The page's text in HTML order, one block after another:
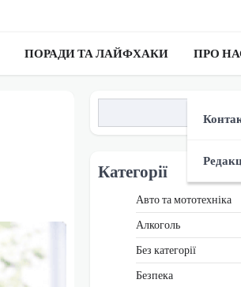
ПОРАДИ ТА ЛАЙФХАКИ ПРО
Категорії
Авто та мототехніка
Алкоголь
Без категорії
Безпека